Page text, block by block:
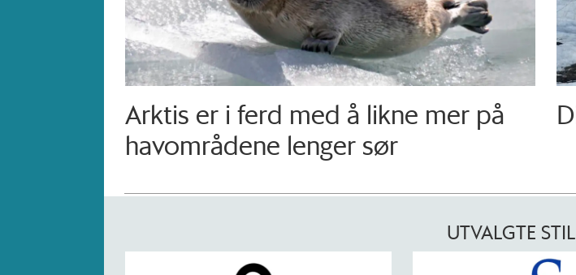
Arktis er i ferd med å likne mer på
havområdene lenger sør
UTVALGTE